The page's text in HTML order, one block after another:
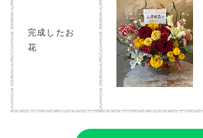
完成したお
花